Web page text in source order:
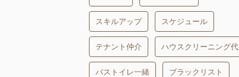
スキルアップ スケジュール
テナント仲介 ハウスクリーニング代
バストイレ一緒 ブラックリスト